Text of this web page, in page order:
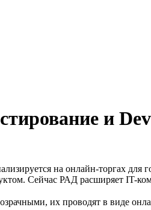
и
на онлайн-торгах
Сейчас РАД расширяет IT-
их проводят в виде